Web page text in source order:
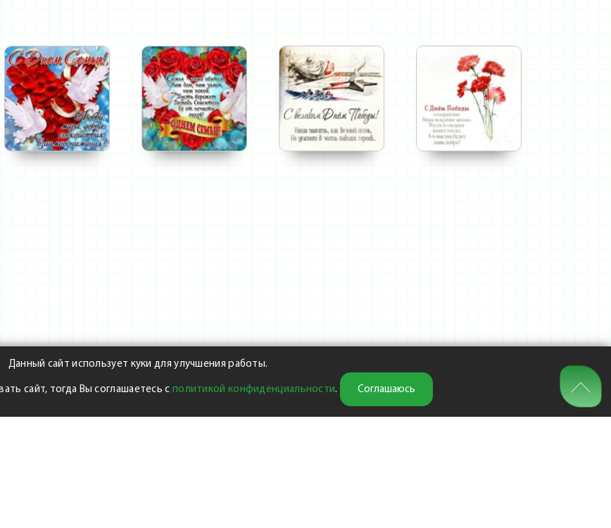
Данный сайт использует куки для улучшения работы.
сайт, тогда Вы соглашаетесь с политикой конфиденциальности. Соглашаюсь